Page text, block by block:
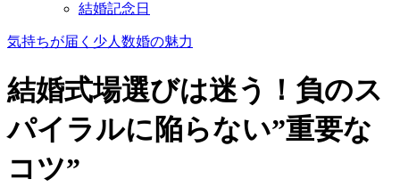
結婚記念日
気持ちが届く少人数婚の魅力
結婚式場選びは迷う！負のス
パイラルに陥らない”重要な
コツ”